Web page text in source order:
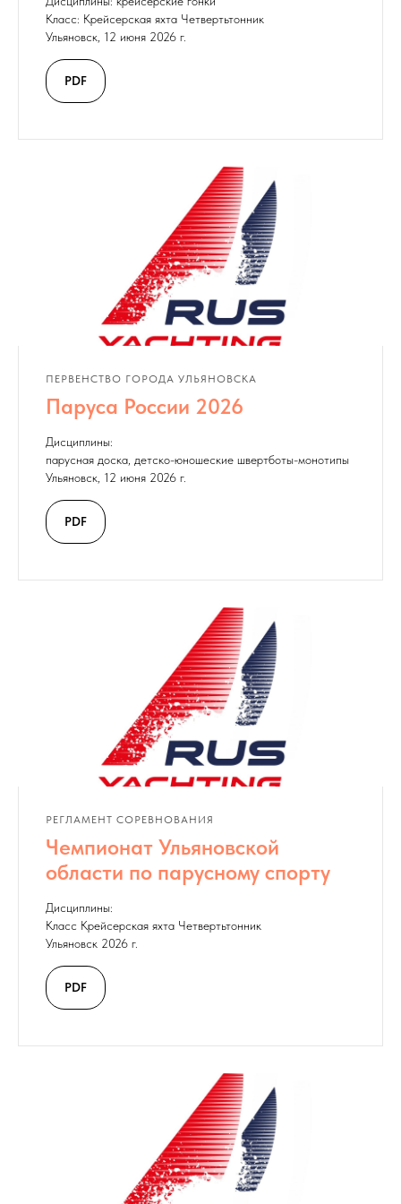
Класс: Крейсерская яхта Четвертьтонник
Ульяновск, 12 июня 2026 г.
PDF
ПЕРВЕНСТВО ГОРОДА УЛЬЯНОВСКА
Паруса России 2026
Дисциплины:
парусная доска, детско-юношеские швертботы-монотипы
Ульяновск, 12 июня 2026 г.
PDF
РЕГЛАМЕНТ СОРЕВНОВАНИЯ
Чемпионат Ульяновской
области по парусному спорту
Дисциплины:
Класс Крейсерская яхта Четвертьтонник
Ульяновск 2026 г.
PDF